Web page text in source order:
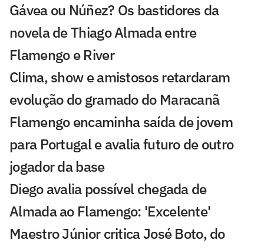
Gávea ou Núñez? Os bastidores da
novela de Thiago Almada entre
Flamengo e River
Clima, show e amistosos retardaram
evolução do gramado do Maracanã
Flamengo encaminha saída de jovem
para Portugal e avalia futuro de outro
jogador da base
Diego avalia possível chegada de
Almada ao Flamengo: 'Excelente'
Maestro Júnior critica José Boto, do